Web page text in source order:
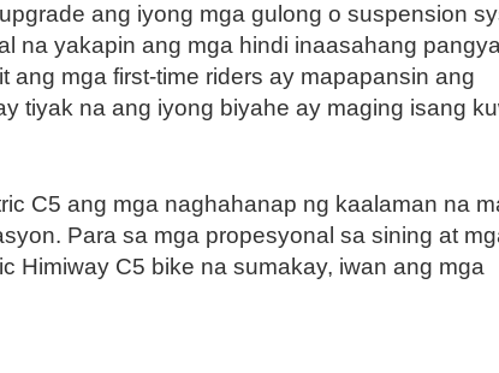
ang iyong mga gulong o suspension
na yakapin ang mga hindi inaasahang
ang mga first-time riders ay mapapansin ang
tiyak na ang iyong biyahe ay maging isang
C5 ang mga naghahanap ng kaalaman na
Para sa mga propesyonal sa sining at
Himiway C5 bike na sumakay, iwan ang mga